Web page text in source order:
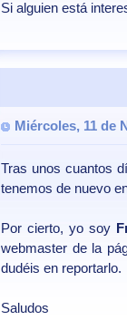
Si alguien está
Miércoles, 11 de
Tras unos cuantos
tenemos de nuevo
Por cierto, yo soy
webmaster de la
dudéis en reportarlo.
Saludos